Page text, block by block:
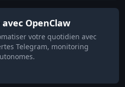
OpenClaw
votre quotidien avec
Telegram, monitoring